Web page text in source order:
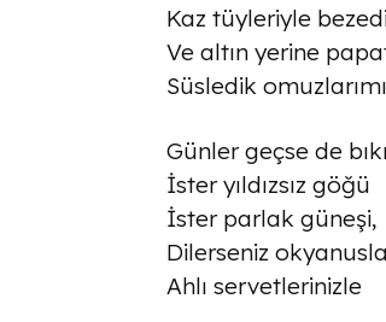
Kaz tüyleriyle
Ve altın yerine
Süsledik
Günler geçse de
İster yıldızsız göğü
İster parlak güneşi,
Dilerseniz
Ahlı servetlerinizle